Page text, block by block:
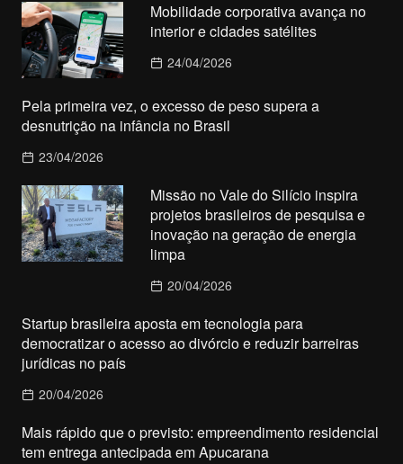
Mobilidade corporativa avança no
interior e cidades satélites
24/04/2026
Pela primeira vez, o excesso de peso supera a
desnutrição na infância no Brasil
23/04/2026
Missão no Vale do Silício inspira
projetos brasileiros de pesquisa e
inovação na geração de energia
limpa
20/04/2026
Startup brasileira aposta em tecnologia para
democratizar o acesso ao divórcio e reduzir barreiras
jurídicas no país
20/04/2026
Mais rápido que o previsto: empreendimento residencial
tem entrega antecipada em Apucarana